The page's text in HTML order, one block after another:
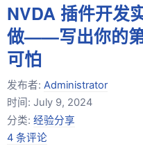
NVDA 插件开发
做——写出你的
可怕
发布者: Administrator
时间: July 9, 2024
分类: 经验分享
4 条评论